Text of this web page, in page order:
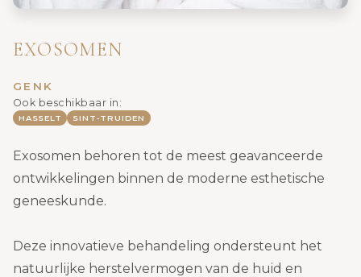
EXOSOMEN
GENK
Ook beschikbaar in:
HASSELT SINT-TRUIDEN
Exosomen behoren tot de meest geavanceerde
ontwikkelingen binnen de moderne esthetische
geneeskunde.
Deze innovatieve behandeling ondersteunt het
natuurlijke herstelvermogen van de huid en